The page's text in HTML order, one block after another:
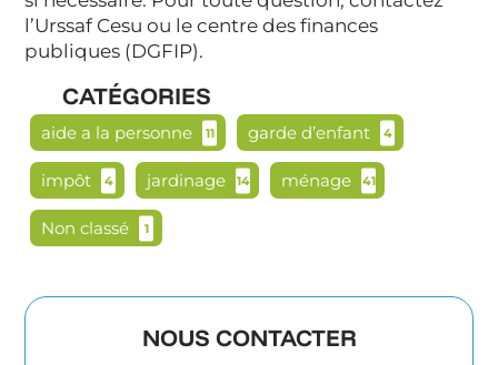
l’Urssaf Cesu ou le centre des finances
publiques (DGFIP).
CATÉGORIES
aide a la personne 11 garde d’enfant 4
impôt 4 jardinage 14 ménage 41
Non classé 1
NOUS CONTACTER